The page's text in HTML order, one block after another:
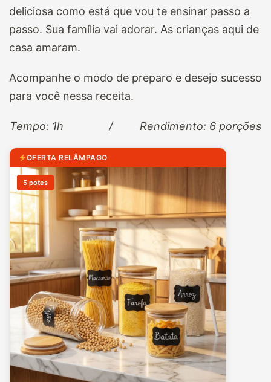
deliciosa como está que vou te ensinar passo a
passo. Sua família vai adorar. As crianças aqui de
casa amaram.
Acompanhe o modo de preparo e desejo sucesso
para você nessa receita.
Tempo: 1h / Rendimento: 6 porções
OFERTA RELÂMPAGO
5 potes